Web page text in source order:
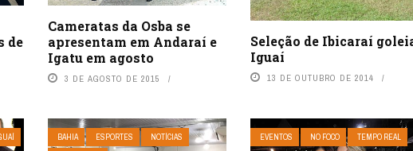
de
Cameratas da Osba se
apresentam em Andaraí e
Igatu em agosto
3 DE AGOSTO DE 2015
Seleção de Ibicaraí
Iguaí
13 DE OUTUBRO DE 2014
BAHIA ESPORTES
NOTÍCIAS
EVENTOS NO FOCO TEMPO REAL